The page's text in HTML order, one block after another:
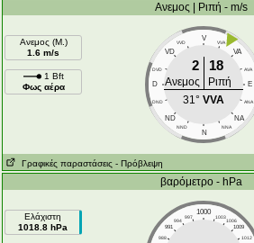
Ανεμος | Ριπή - m/s
Ανεμος (Μ.)
1.6 m/s
1 Bft
Φως αέρα
V
VVD VVA
VD VA
DVD AVA
D E
DND ANA
ND NA
NND NNA
N
2 18
Ανεμος
Ριπή
31° VVA
Γραφικές παραστάσεις - Πρόβλεψη
βαρόμετρο - hPa
Ελάχιστη
1018.8 hPa
1000
997 1003
994
1006
991
1009
988
1012